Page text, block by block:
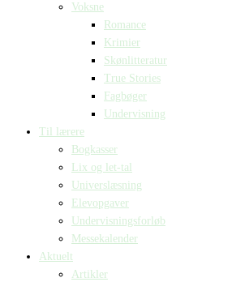
Voksne
Romance
Krimier
Skønlitteratur
True Stories
Fagbøger
Undervisning
Til lærere
Bogkasser
Lix og let-tal
Universlæsning
Elevopgaver
Undervisningsforløb
Messekalender
Aktuelt
Artikler